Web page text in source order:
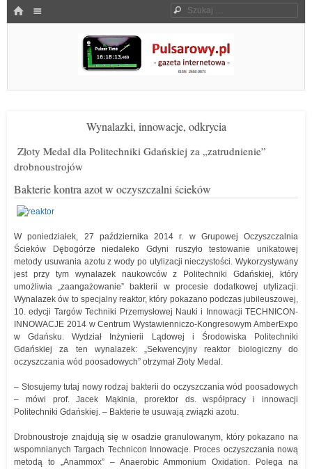
HOME Szukaj
Pulsarowy.pl
Wynalazki, innowacje, odkrycia
Złoty Medal dla Politechniki Gdańskiej za „zatrudnienie”
drobnoustrojów
Bakterie kontra azot w oczyszczalni ścieków
W poniedziałek, 27 października 2014 r. w Grupowej Oczyszczalnia
Ścieków Dębogórze niedaleko Gdyni ruszyło testowanie unikatowej
metody usuwania azotu z wody po utylizacji nieczystości. Wykorzystywany
jest przy tym wynalazek naukowców z Politechniki Gdańskiej, który
umożliwia „zaangażowanie” bakterii w procesie dodatkowej utylizacji.
Wynalazek ów to specjalny reaktor, który pokazano podczas jubileuszowej,
10. edycji Targów Techniki Przemysłowej Nauki i Innowacji TECHNICON-
INNOWACJE 2014 w Centrum Wystawienniczo-Kongresowym AmberExpo
w Gdańsku. Wydział Inżynierii Lądowej i Środowiska Politechniki
Gdańskiej za ten wynalazek: „Sekwencyjny reaktor biologiczny do
oczyszczania wód poosadowych” otrzymał Złoty Medal.
– Stosujemy tutaj nowy rodzaj bakterii do oczyszczania wód poosadowych
– mówi prof. Jacek Mąkinia, prorektor ds. współpracy i innowacji
Politechniki Gdańskiej. – Bakterie te usuwają związki azotu.
Drobnoustroje znajdują się w osadzie granulowanym, który pokazano na
wspomnianych Targach Technicon Innowacje. Proces oczyszczania nową
metodą to „Anammox” – Anaerobic Ammonium Oxidation. Polega na